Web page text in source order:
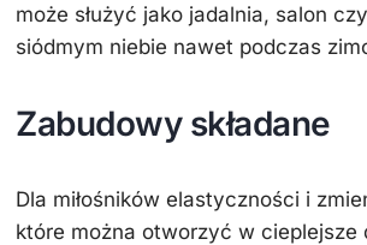
może służyć jako jadalnia, salon
siódmym niebie nawet podczas
Zabudowy składane
Dla miłośników elastyczności i
które można otworzyć w cieplejsze